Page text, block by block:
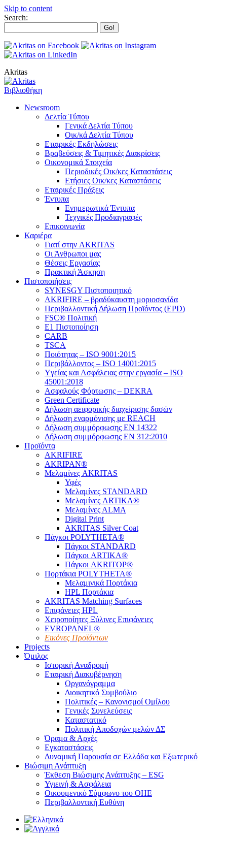
Skip to content
Search:
Akritas
Βιβλιοθήκη
Newsroom
Δελτία Τύπου
Γενικά Δελτία Τύπου
Οικ/κά Δελτία Τύπου
Εταιρικές Εκδηλώσεις
Βραβεύσεις & Τιμητικές Διακρίσεις
Οικονομικά Στοιχεία
Περιοδικές Οικ/κες Καταστάσεις
Ετήσιες Οικ/κες Καταστάσεις
Εταιρικές Πράξεις
Έντυπα
Ενημερωτικά Έντυπα
Τεχνικές Προδιαγραφές
Επικοινωνία
Καριέρα
Γιατί στην AKRITAS
Οι Άνθρωποι μας
Θέσεις Εργασίας
Πρακτική Άσκηση
Πιστοποιήσεις
SYNESGY Πιστοποιητικό
AKRIFIRE – βραδύκαυστη μοριοσανίδα
Περιβαλλοντική Δήλωση Προϊόντος (EPD)
FSC® Πολιτική
E1 Πιστοποίηση
CARB
TSCA
Πoιότητας – ISO 9001:2015
Περιβάλλοντος – ISO 14001:2015
Yγείας και Ασφάλειας στην εργασία – ISO
45001:2018
Ασφαλούς Φόρτωσης – DEKRA
Green Certificate
Δήλωση αειφορικής διαχείρισης δασών
Δήλωση εναρμόνισης με REACH
Δήλωση συμμόρφωσης EN 14322
Δήλωση συμμόρφωσης EN 312:2010
Προϊόντα
AKRIFIRE
AKRIPAN®
Μελαμίνες AKRITAS
Υφές
Μελαμίνες STANDARD
Μελαμίνες ARTIKA®
Μελαμίνες ΑLMA
Digital Print
AKRITAS Silver Coat
Πάγκοι POLYTHETA®
Πάγκοι STANDARD
Πάγκοι ARTIKA®
Πάγκοι AKRITOP®
Πορτάκια POLYTHETA®
Μελαμινικά Πορτάκια
HPL Πορτάκια
AKRITAS Matching Surfaces
Επιφάνειες HPL
Χειροποίητες Ξύλινες Επιφάνειες
EVROPANEL®
Εικόνες Προϊόντων
Projects
Όμιλος
Ιστορική Αναδρομή
Εταιρική Διακυβέρνηση
Οργανόγραμμα
Διοικητικό Συμβούλιο
Πολιτικές – Κανονισμοί Ομίλου
Γενικές Συνελεύσεις
Καταστατικό
Πολιτική Αποδοχών μελών ΔΣ
Όραμα & Αρχές
Εγκαταστάσεις
Δυναμική Παρουσία σε Ελλάδα και Εξωτερικό
Βιώσιμη Ανάπτυξη
Έκθεση Βιώσιμης Ανάπτυξης – ESG
Υγιεινή & Ασφάλεια
Οικουμενικό Σύμφωνο του ΟΗΕ
Περιβαλλοντική Ευθύνη